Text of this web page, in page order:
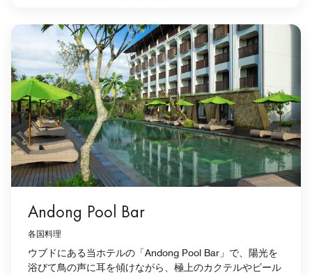
Andong Pool Bar
各国料理
ウブドにある当ホテルの「Andong Pool Bar」で、陽光を
浴びて鳥の声に耳を傾けながら、極上のカクテルやビール